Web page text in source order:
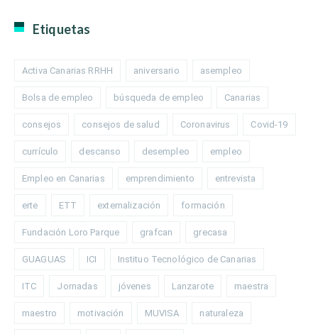
Etiquetas
Activa Canarias RRHH aniversario asempleo
Bolsa de empleo búsqueda de empleo Canarias
consejos consejos de salud Coronavirus Covid-19
currículo descanso desempleo empleo
Empleo en Canarias emprendimiento entrevista
erte ETT externalización formación
Fundación Loro Parque grafcan grecasa
GUAGUAS ICI Instituo Tecnológico de Canarias
ITC Jornadas jóvenes Lanzarote maestra
maestro motivación MUVISA naturaleza